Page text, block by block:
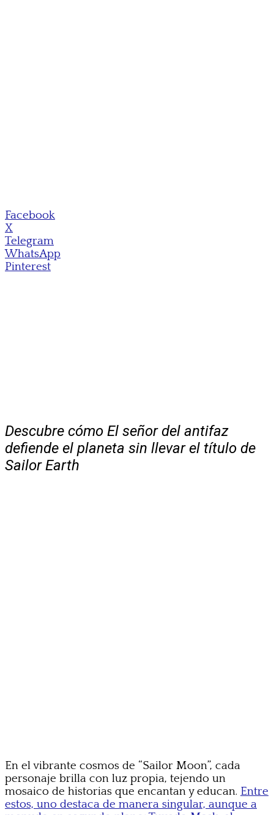
Facebook
X
Telegram
WhatsApp
Pinterest
Descubre cómo El señor del antifaz
defiende el planeta sin llevar el título de
Sailor Earth
En el vibrante cosmos de “Sailor Moon”, cada
personaje brilla con luz propia, tejendo un
mosaico de historias que encantan y educan. Entre
estos, uno destaca de manera singular, aunque a